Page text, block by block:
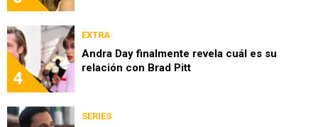
4
EXTRA
Andra Day finalmente revela cuál es su
relación con Brad Pitt
SERIES